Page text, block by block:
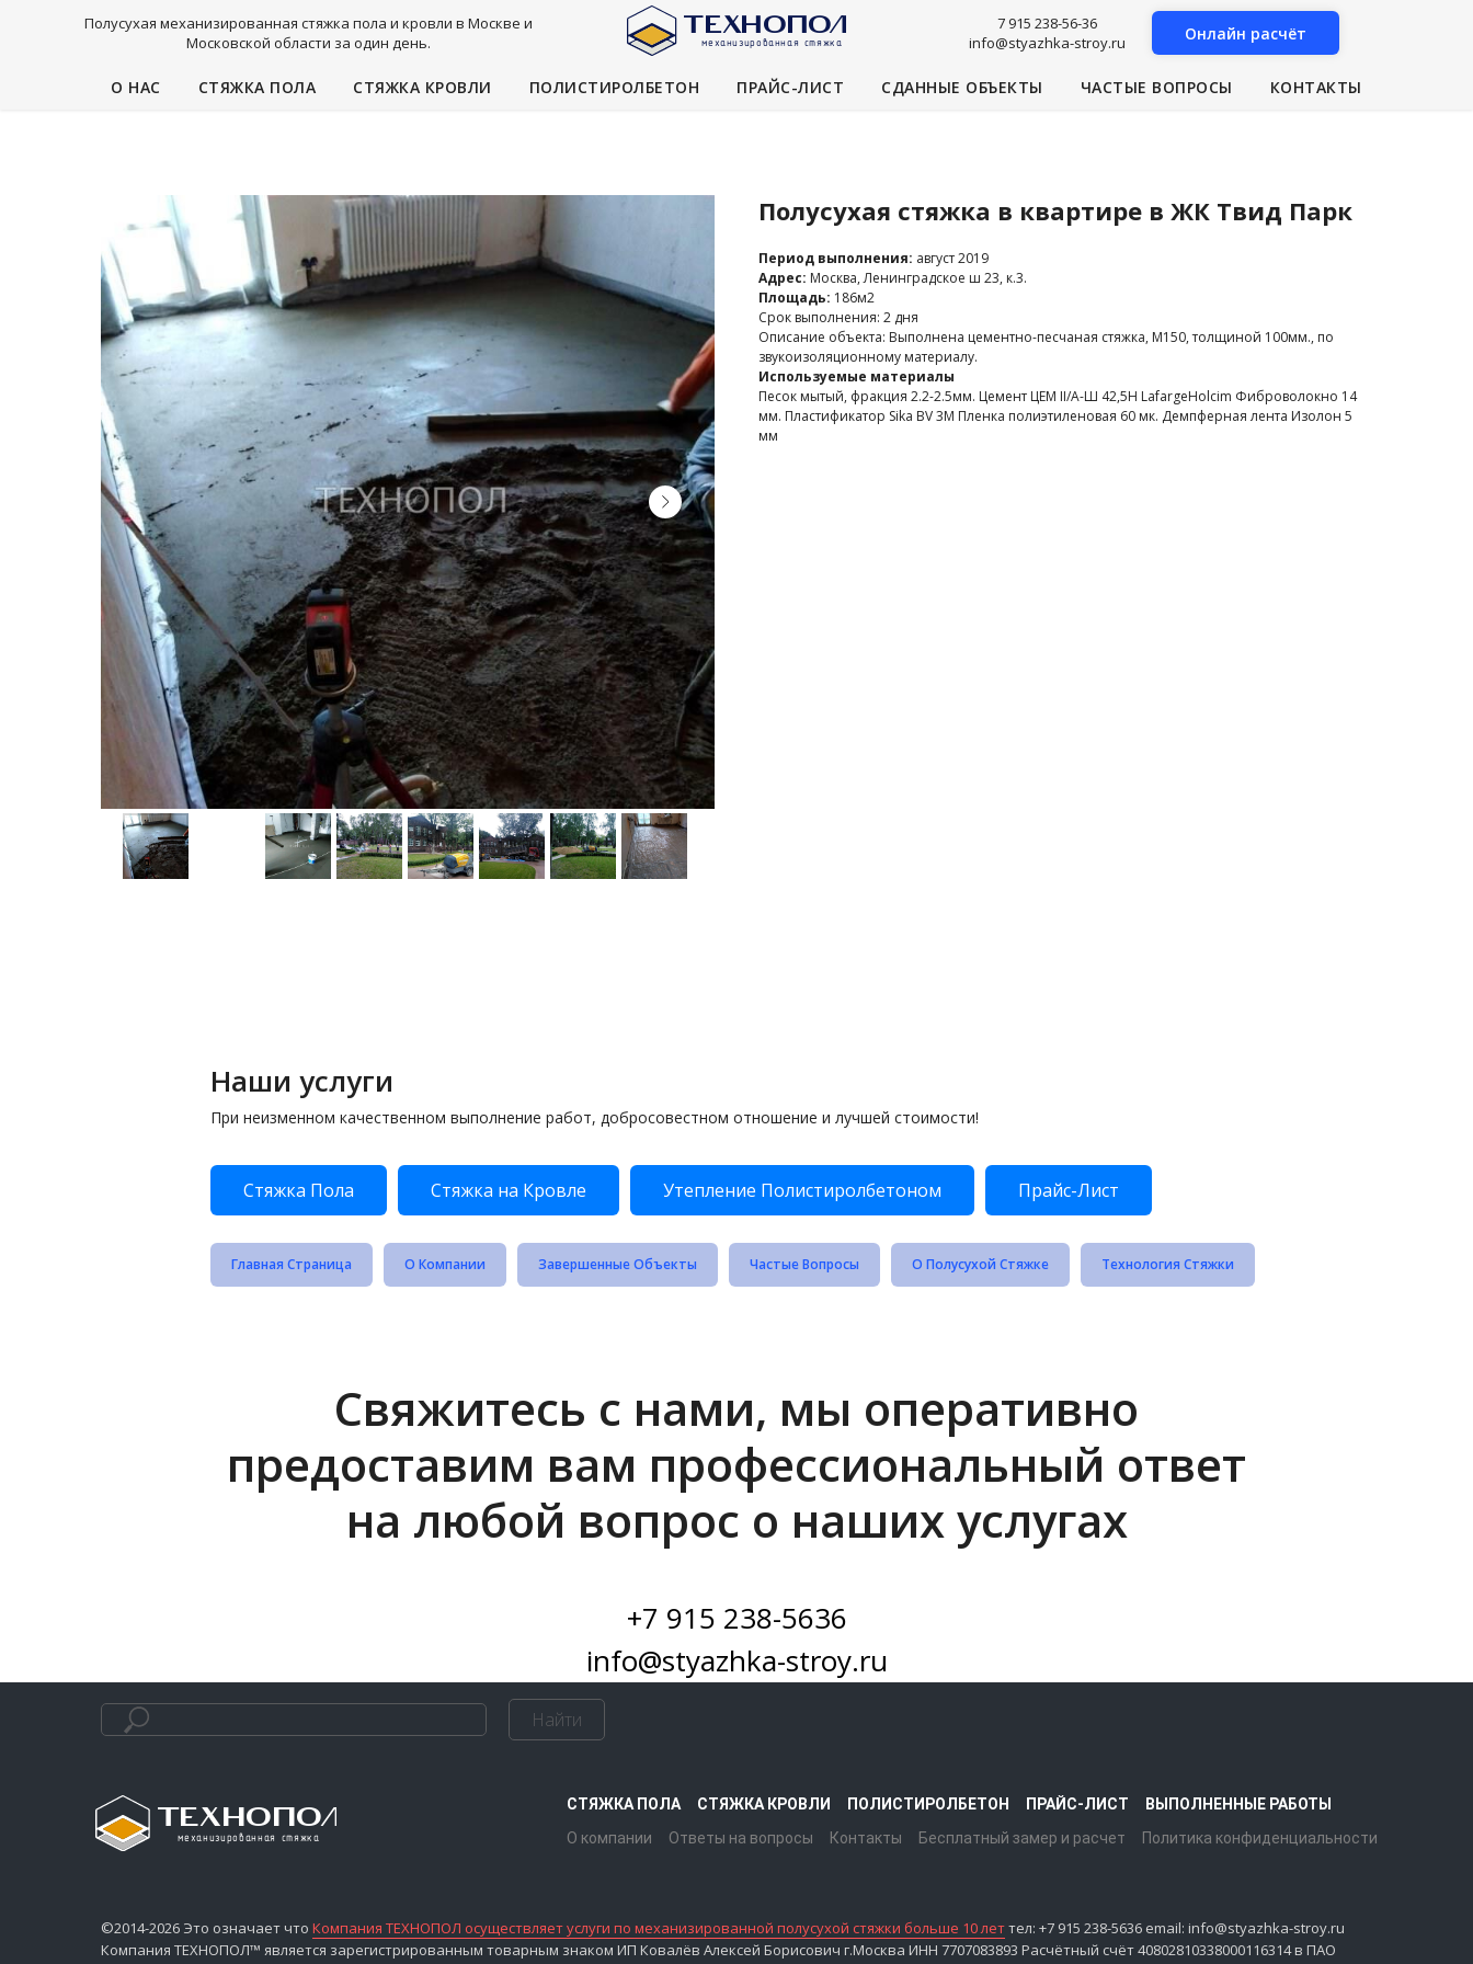
Полусухая механизированная стяжка пола и кровли в Москве и
Московской области за один день.
7 915 238-56-36
info@styazhka-stroy.ru
Онлайн расчёт
О НАС СТЯЖКА ПОЛА СТЯЖКА КРОВЛИ ПОЛИСТИРОЛБЕТОН ПРАЙС-ЛИСТ СДАННЫЕ ОБЪЕКТЫ ЧАСТЫЕ ВОПРОСЫ КОНТАКТЫ
Полусухая стяжка в квартире в ЖК Твид Парк
Период выполнения: август 2019
Адрес: Москва, Ленинградское ш 23, к.3.
Площадь: 186м2
Срок выполнения: 2 дня
Описание объекта: Выполнена цементно-песчаная стяжка, М150, толщиной 100мм., по
звукоизоляционному материалу.
Используемые материалы
Песок мытый, фракция 2.2-2.5мм. Цемент ЦЕМ II/A-Ш 42,5Н LafargeHolcim Фиброволокно 14
мм. Пластификатор Sika BV 3M Пленка полиэтиленовая 60 мк. Демпферная лента Изолон 5
мм
Наши услуги
При неизменном качественном выполнение работ, добросовестном отношение и лучшей стоимости!
Стяжка Пола Стяжка на Кровле Утепление Полистиролбетоном Прайс-Лист
Главная Страница О Компании Завершенные Объекты Частые Вопросы О Полусухой Стяжке Технология Стяжки
Свяжитесь с нами, мы оперативно
предоставим вам профессиональный ответ
на любой вопрос о наших услугах
+7 915 238-5636
info@styazhka-stroy.ru
Найти
СТЯЖКА ПОЛА СТЯЖКА КРОВЛИ ПОЛИСТИРОЛБЕТОН ПРАЙС-ЛИСТ
ВЫПОЛНЕННЫЕ РАБОТЫ
О компании
Ответы на вопросы Контакты Бесплатный замер и расчет Политика конфиденциальности
©2014-2026 Это означает что Компания ТЕХНОПОЛ осуществляет услуги по механизированной полусухой стяжки больше 10 леттел: +7 915 238-5636 email: info@styazhka-stroy.ru
Компания ТЕХНОПОЛ™ является зарегистрированным товарным знаком ИП Ковалёв Алексей Борисович г.Москва ИНН 7707083893 Расчётный счёт 40802810338000116314 в ПАО